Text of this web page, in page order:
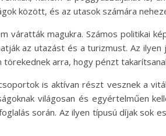
között, és az utasok számára
váratták magukra. Számos politikai
az utazást és a turizmust. Az
törekednek arra, hogy pénzt
is aktívan részt vesznek a
világosan és egyértelműen
során. Az ilyen típusú díjak sok